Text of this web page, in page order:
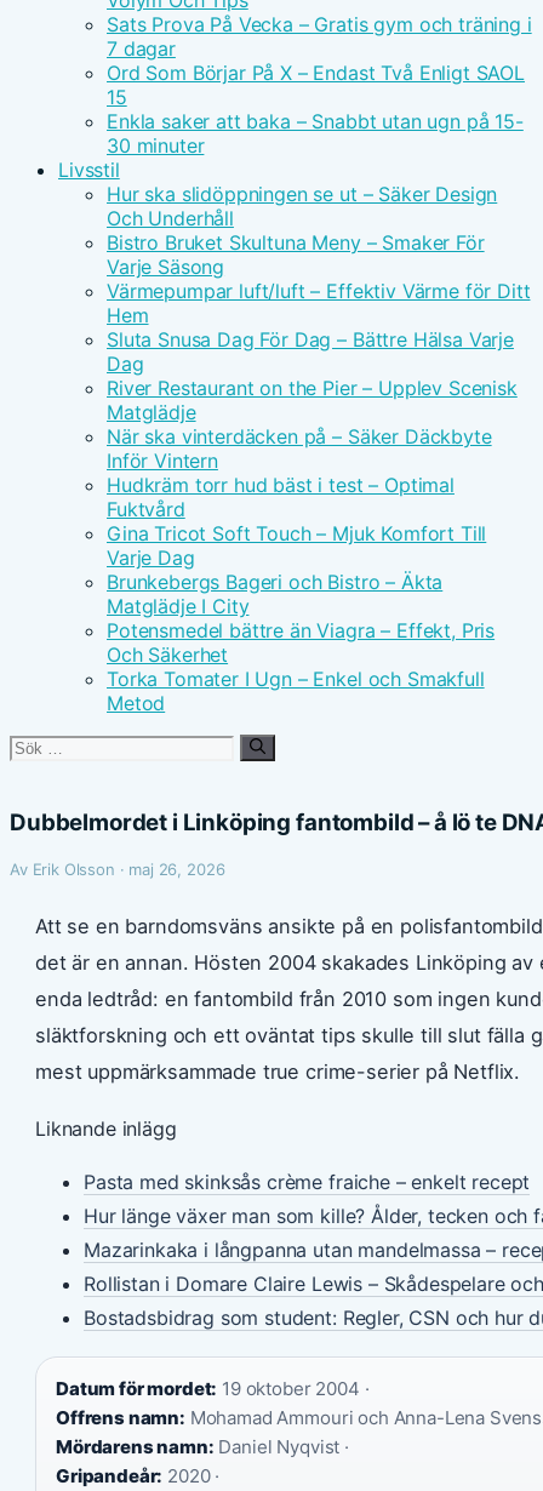
Sats Prova På Vecka – Gratis gym och träning i
7 dagar
Ord Som Börjar På X – Endast Två Enligt SAOL
15
Enkla saker att baka – Snabbt utan ugn på 15-
30 minuter
Livsstil
Hur ska slidöppningen se ut – Säker Design
Och Underhåll
Bistro Bruket Skultuna Meny – Smaker För
Varje Säsong
Värmepumpar luft/luft – Effektiv Värme för Ditt
Hem
Sluta Snusa Dag För Dag – Bättre Hälsa Varje
Dag
River Restaurant on the Pier – Upplev Scenisk
Matglädje
När ska vinterdäcken på – Säker Däckbyte
Inför Vintern
Hudkräm torr hud bäst i test – Optimal
Fuktvård
Gina Tricot Soft Touch – Mjuk Komfort Till
Varje Dag
Brunkebergs Bageri och Bistro – Äkta
Matglädje I City
Potensmedel bättre än Viagra – Effekt, Pris
Och Säkerhet
Torka Tomater I Ugn – Enkel och Smakfull
Metod
Sök
Dubbelmordet i Linköping fantombild – å lö te
Av Erik Olsson · maj 26, 2026
Att se en barndomsväns ansikte på en
det är en annan. Hösten 2004 skakades Linköping
enda ledtråd: en fantombild från 2010 som ingen
släktforskning och ett oväntat tips skulle till slut fälla
mest uppmärksammade true crime-serier på Netflix.
Liknande inlägg
Pasta med skinksås crème fraiche – enkelt recept
Hur länge växer man som kille? Ålder, tecken och
Mazarinkaka i långpanna utan mandelmassa –
Rollistan i Domare Claire Lewis – Skådespelare
Bostadsbidrag som student: Regler, CSN och hur
Datum för mordet: 19 oktober 2004 ·
Offrens namn: Mohamad Ammouri och Anna-Lena
Mördarens namn: Daniel Nyqvist ·
Gripandeår: 2020 ·